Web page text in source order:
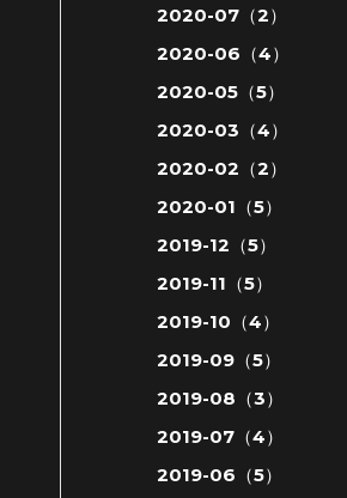
2020-07（2）
2020-06（4）
2020-05（5）
2020-03（4）
2020-02（2）
2020-01（5）
2019-12（5）
2019-11（5）
2019-10（4）
2019-09（5）
2019-08（3）
2019-07（4）
2019-06（5）